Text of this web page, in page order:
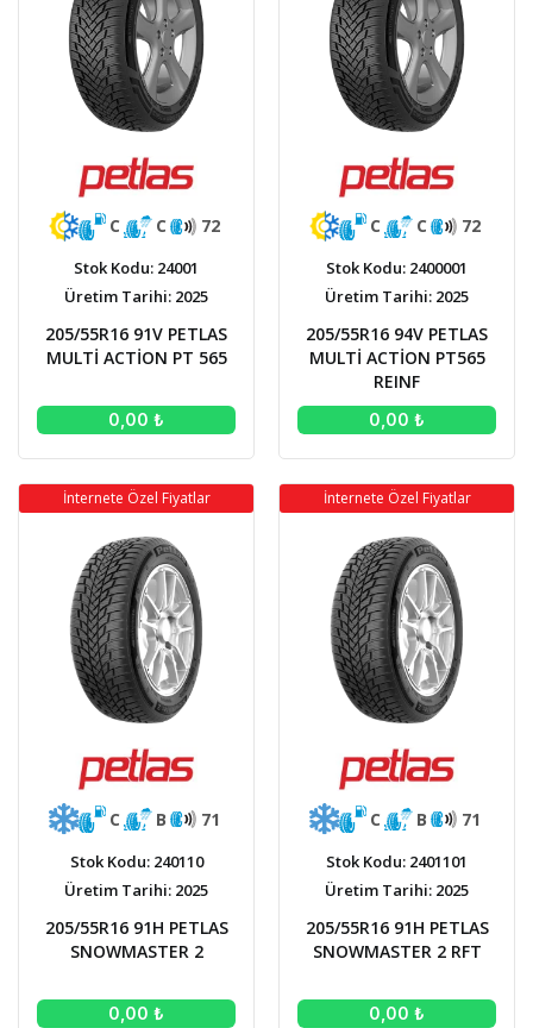
C C 72
Stok Kodu: 24001
Üretim Tarihi: 2025
205/55R16 91V PETLAS
MULTİ ACTİON PT 565
0,00 ₺
C C 72
Stok Kodu: 2400001
Üretim Tarihi: 2025
205/55R16 94V PETLAS
MULTİ ACTİON PT565
REINF
0,00 ₺
İnternete Özel Fiyatlar
C B 71
Stok Kodu: 240110
Üretim Tarihi: 2025
205/55R16 91H PETLAS
SNOWMASTER 2
0,00 ₺
İnternete Özel Fiyatlar
C B 71
Stok Kodu: 2401101
Üretim Tarihi: 2025
205/55R16 91H PETLAS
SNOWMASTER 2 RFT
0,00 ₺